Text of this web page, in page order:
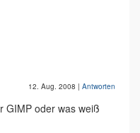
12. Aug. 2008 | Antworten
GIMP oder was weiß